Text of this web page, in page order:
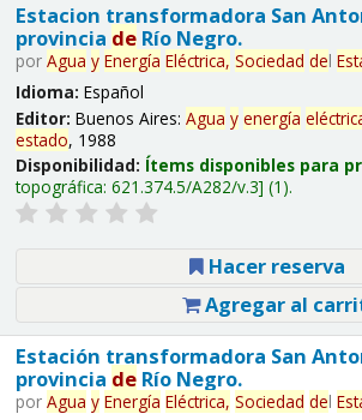
Estacion transformadora San
provincia deRío Negro.
por Agua y Energía Eléctrica, Sociedad del
Idioma: Español
Editor: Buenos Aires: Agua y energía
estado, 1988
Disponibilidad: Ítems disponibles para
topográfica: 621.374.5/A282/v.3 (1).
Hacer reserva
Agregar al
Estación transformadora San
provincia deRío Negro.
por Agua y Energía Eléctrica, Sociedad del